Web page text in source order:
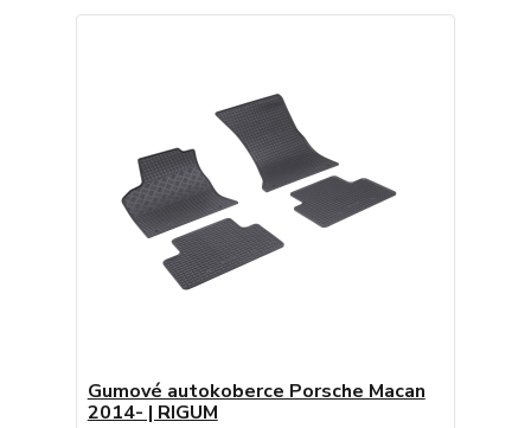
Gumové autokoberce Porsche Macan
2014- | RIGUM